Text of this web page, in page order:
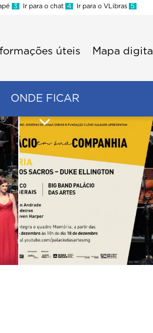
3 Ir para o chat 4 Ir para o VLibras 5
úteis Mapa digital
ONDE FICAR